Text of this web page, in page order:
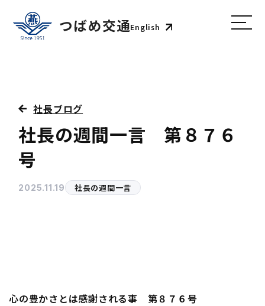
English
社長ブログ
社長の週間一言 第８７６
号
2025.11.19 社長の週間一言
心の豊かさとは感謝される事 第８７６号